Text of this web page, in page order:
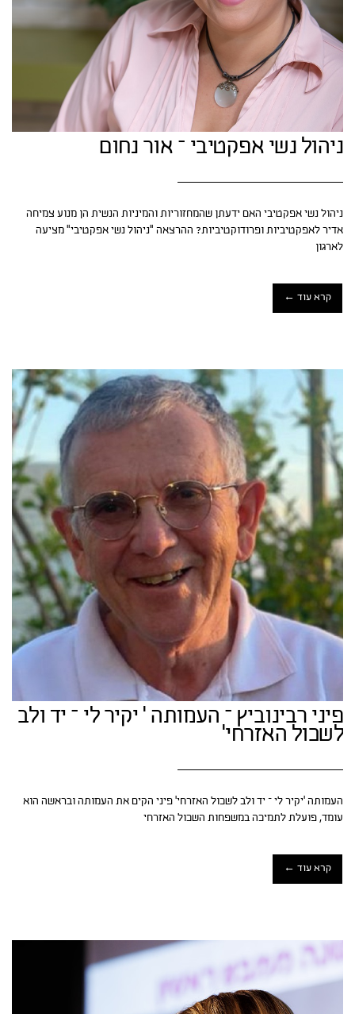
ניהול נשי אפקטיבי – אור נחום
ניהול נשי אפקטיבי האם ידעתן שהמחזוריות והמיניות הנשית הן מנוע צמיחה
אדיר לאפקטיביות ופרודוקטיביות? ההרצאה "ניהול נשי אפקטיבי" מציעה
לארגון
קרא עוד ←
פיני רבינוביץ – העמותה ' יקיר לי – יד ולב
לשכול האזרחי'
העמותה 'יקיר לי – יד ולב לשכול האזרחי' פיני הקים את העמותה ובראשה הוא
עומד, פועלת לתמיכה במשפחות השכול האזרחי
קרא עוד ←